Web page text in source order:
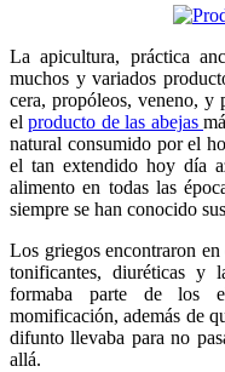
La apicultura, práctica
muchos y variados
cera, propóleos, veneno, y
elproducto de las abejas
natural consumido por el
el tan extendido hoy día
alimento en todas las
siempre se han conocido
Los griegos encontraron en
tonificantes, diuréticas y
formaba parte de los
momificación, además de
difunto llevaba para no
allá.